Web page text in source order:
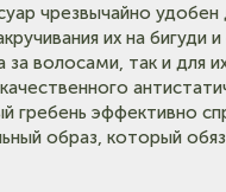
чрезвычайно удобен
их на бигуди
волосами, так и для
эффективно
образ, который